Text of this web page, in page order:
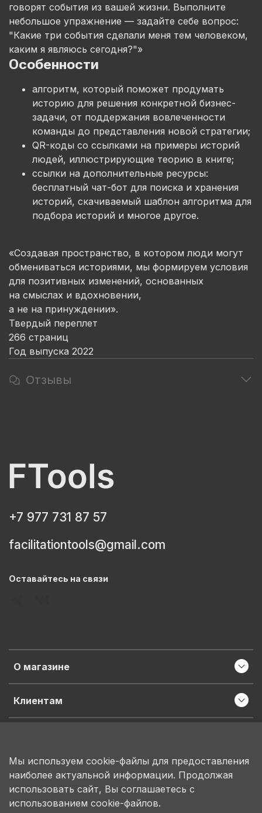
говорят события из вашей жизни. Выполните
небольшое упражнение — задайте себе вопрос:
"Какие три события сделали меня тем человеком,
каким я являюсь сегодня?"»
Особенности
алгоритм, который поможет продумать
историю для решения конкретной бизнес-
задачи, от поддержания вовлеченности
команды до представления новой стратегии;
QR-коды со ссылками на примеры историй
людей, иллюстрирующие теорию в книге;
ссылки на дополнительные ресурсы:
бесплатный чат-бот для поиска и хранения
историй, скачиваемый шаблон алгоритма для
подбора историй и многое другое.
«Создавая пространство, в котором люди могут
обмениваться историями, мы формируем условия
для позитивных изменений, основанных
на смыслах и вдохновении,
а не на принуждении».
Твердый переплет
266 страниц
Год выпуска 2022
Отзывы
О магазине
Клиентам
+7 977 731 87 57
facilitationtools@gmail.com
Оставайтесь на связи
ИП Пронина М.Н.
ИНН 503150684207
Мы используем cookie-файлы для предоставления
наиболее актуальной информации. Продолжая
использовать сайт, Вы соглашаетесь с
использованием cookie-файлов.